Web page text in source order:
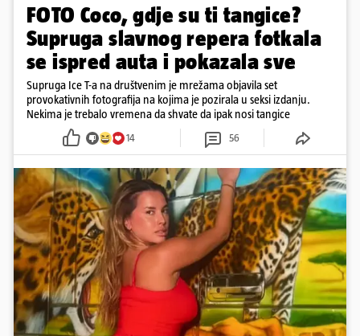
FOTO Coco, gdje su ti tangice?
Supruga slavnog repera fotkala
se ispred auta i pokazala sve
Supruga Ice T-a na društvenim je mrežama objavila set
provokativnih fotografija na kojima je pozirala u seksi izdanju.
Nekima je trebalo vremena da shvate da ipak nosi tangice
14 56